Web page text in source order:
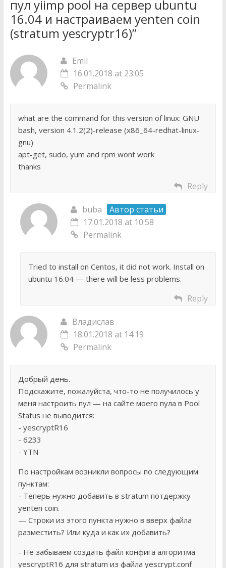
пул yiimp pool на сервер ubuntu
16.04 и настраиваем yenten coin
(stratum yescryptr16)”
Emil
16.01.2018 at 23:05
Permalink
what are the command for this version of linux: GNU
bash, version 4.1.2(2)-release (x86_64-redhat-linux-
gnu)
apt-get, sudo, yum and rpm wont work
thanks
Reply
buba
Автор статьи
17.01.2018 at 10:58
Permalink
Tried to install on Centos, it did not work. Install on
ubuntu 16.04 — there will be less problems.
Reply
Владислав
18.01.2018 at 14:19
Permalink
Добрый день.
Подскажите, пожалуйста, что-то не получилось у
меня настроить пул — на сайте моего пула в Pool
Status не выводится:
- yescryptR16
- 6233
- YTN
По настройкам возникли вопросы по следующим
пунктам:
- Теперь нужно добавить в stratum потдержку
yenten coin.
— Строки из этого пункта нужно в вверх файла
разместить? Или куда и как их добавить?
- Не забываем создать файл конфига алгоритма
yescryptR16 для stratum из файла yescrypt.conf